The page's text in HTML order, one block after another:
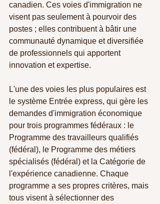
canadien. Ces voies d'immigration ne
visent pas seulement à pourvoir des
postes ; elles contribuent à bâtir une
communauté dynamique et diversifiée
de professionnels qui apportent
innovation et expertise.
L'une des voies les plus populaires est
le système Entrée express, qui gère les
demandes d'immigration économique
pour trois programmes fédéraux : le
Programme des travailleurs qualifiés
(fédéral), le Programme des métiers
spécialisés (fédéral) et la Catégorie de
l'expérience canadienne. Chaque
programme a ses propres critères, mais
tous visent à sélectionner des